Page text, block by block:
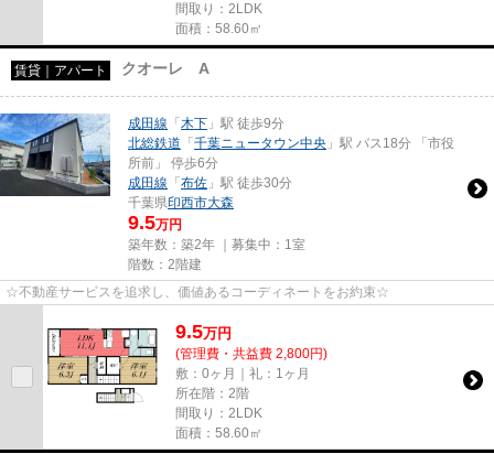
間取り：2LDK
面積：58.60㎡
賃貸｜アパート クオーレ A
成田線 「木下 」駅 徒歩9分
北総鉄道 「千葉ニュータウン中央 」駅 バス18分 「市役
所前」 停歩6分
成田線 「布佐 」駅 徒歩30分
千葉県印西市大森
9.5万円
築年数：築2年 ｜募集中： 1室
階数：2階建
☆不動産サービスを追求し、価値あるコーディネートをお約束☆
9.5万円
(管理費・共益費 2,800円)
敷：0ヶ月｜礼：1ヶ月
所在階：2階
間取り：2LDK
面積：58.60㎡